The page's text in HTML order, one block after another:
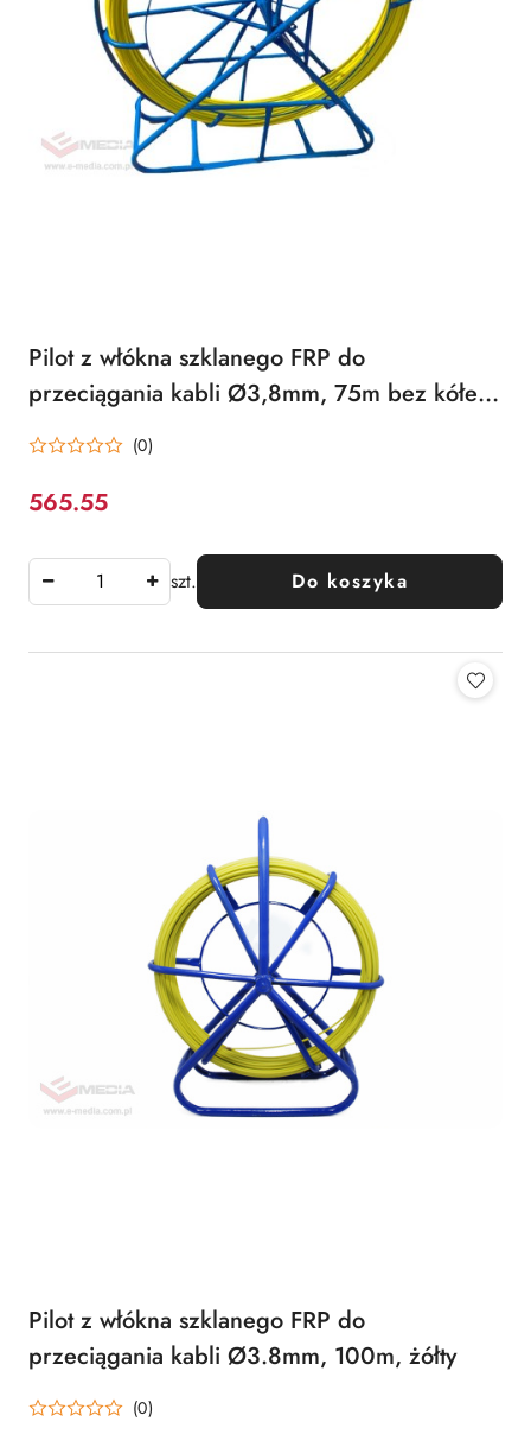
Pilot z włókna szklanego FRP do
przeciągania kabli Ø3,8mm, 75m bez kółek
Q-LANTEC(0)
Cena:
565.55
szt. Do koszyka
Pilot z włókna szklanego FRP do
przeciągania kabli Ø3.8mm, 100m, żółty
(0)